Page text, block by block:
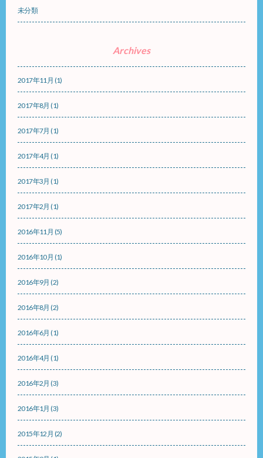
未分類
Archives
2017年11月 (1)
2017年8月 (1)
2017年7月 (1)
2017年4月 (1)
2017年3月 (1)
2017年2月 (1)
2016年11月 (5)
2016年10月 (1)
2016年9月 (2)
2016年8月 (2)
2016年6月 (1)
2016年4月 (1)
2016年2月 (3)
2016年1月 (3)
2015年12月 (2)